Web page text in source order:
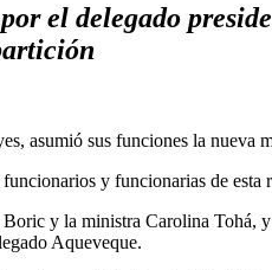
el delegado
asumió sus funciones la
y funcionarias de esta
y la ministra Carolina
Aqueveque.